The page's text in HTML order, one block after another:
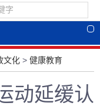
文化 > 健康教育
动延缓认